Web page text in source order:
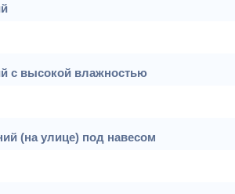
с высокой влажностью
(на улице) под навесом